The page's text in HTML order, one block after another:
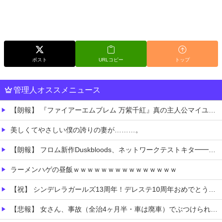
ポスト URLコピー トップ
管理人オススメニュース
【朗報】 『ファイアーエムブレム 万紫千紅』真の主人公マイユニはキャラメイクが可能
美しくてやさしい僕の誇りの妻が………。
【朗報】 フロム新作Duskbloods、ネットワークテストキタ━━━━(゜∀゜)━━━━!!
ラーメンハゲの昼飯ｗｗｗｗｗｗｗｗｗｗｗｗｗｗｗ
【祝】 シンデレラガールズ13周年！デレステ10周年おめでとう！ガチャ更新SSR八神マキノ・イベントSRイヴ、SR望月聖！
【悲報】 女さん、事故（全治4ヶ月半・車は廃車）でぶつけられた相手と付き合ってしまうｗｗｗｗｗｗｗｗ